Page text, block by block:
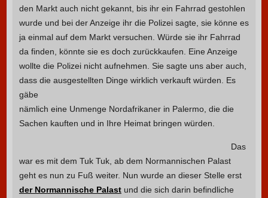
den Markt auch nicht gekannt, bis ihr ein Fahrrad gestohlen
wurde und bei der Anzeige ihr die Polizei sagte, sie könne es
ja einmal auf dem Markt versuchen. Würde sie ihr Fahrrad
da finden, könnte sie es doch zurückkaufen. Eine Anzeige
wollte die Polizei nicht aufnehmen. Sie sagte uns aber auch,
dass die ausgestellten Dinge wirklich verkauft würden. Es
gäbe
nämlich eine Unmenge Nordafrikaner in Palermo, die die
Sachen kauften und in Ihre Heimat bringen würden.
Das
war es mit dem Tuk Tuk, ab dem Normannischen Palast
geht es nun zu Fuß weiter. Nun wurde an dieser Stelle erst
der Normannische Palastund die sich darin befindliche